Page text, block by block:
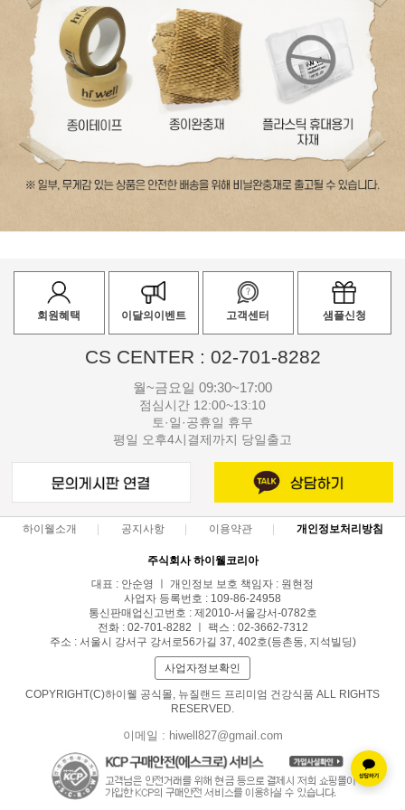
회원혜택 이달의이벤트 고객센터 샘플신청
CS CENTER : 02-701-8282
월~금요일 09:30~17:00
점심시간 12:00~13:10
토·일·공휴일 휴무
평일 오후4시결제까지 당일출고
하이웰소개 공지사항 이용약관 개인정보처리방침
주식회사 하이웰코리아
대표 : 안순영 ㅣ 개인정보 보호 책임자 : 원현정
사업자 등록번호 : 109-86-24958
통신판매업신고번호 : 제2010-서울강서-0782호
전화 : 02-701-8282 ㅣ 팩스 : 02-3662-7312
주소 : 서울시 강서구 강서로56가길 37, 402호(등촌동, 지석빌딩)
사업자정보확인
COPYRIGHT(C)하이웰 공식몰, 뉴질랜드 프리미엄 건강식품 ALL RIGHTS
RESERVED.
이메일 : hiwell827@gmail.com